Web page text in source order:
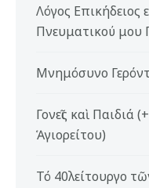
Λόγος
Πνευματικού μου
Μνημόσυνο
Γονεῖς καὶ
Ἁγιορείτου)
Τό 40λείτουργο